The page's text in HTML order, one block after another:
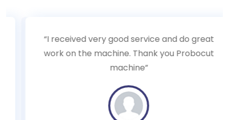
“I received very good service and do great
work on the machine. Thank you Probocut
machine”